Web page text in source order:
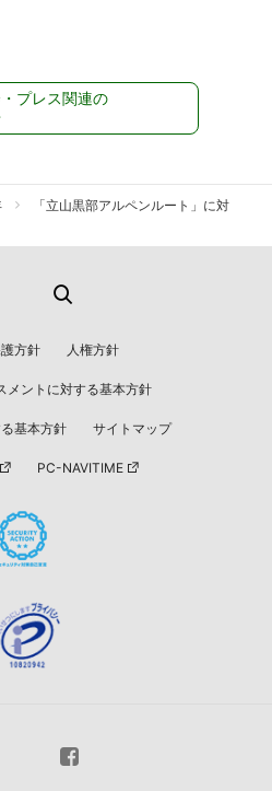
プレス関連の
「立山黒部アルペンルート」に対
方針 人権方針
メントに対する基本方針
基本方針 サイトマップ
PC-NAVITIME